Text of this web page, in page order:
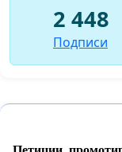
2 448
Подписи